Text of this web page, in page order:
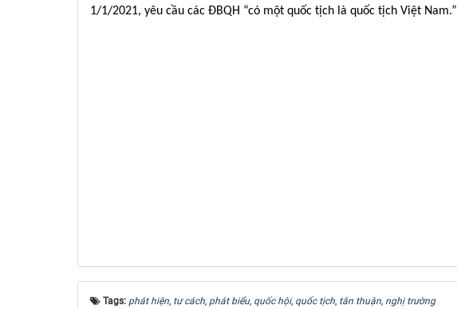
1/1/2021, yêu cầu các ĐBQH “có một quốc tịch là quốc tịch Việt Nam.”
Tags: phát hiện, tư cách, phát biểu, quốc hội, quốc tịch, tân thuận, nghị trường